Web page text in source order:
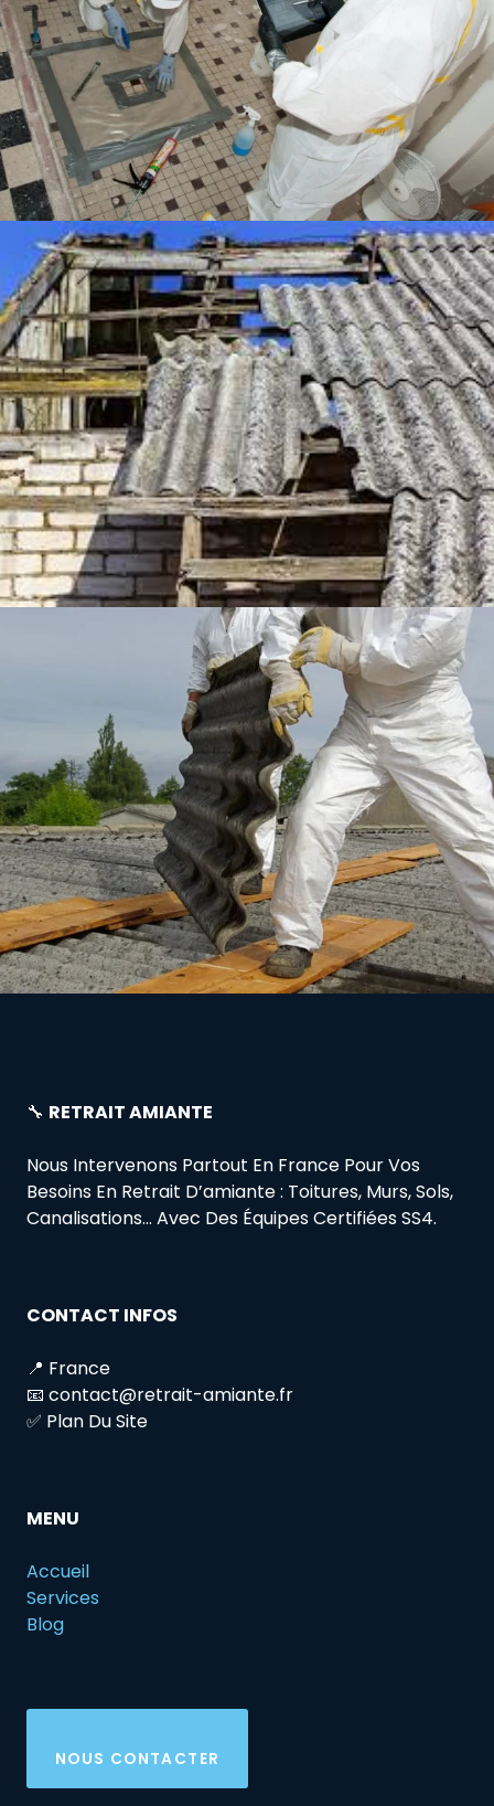
🔧 RETRAIT AMIANTE
Nous Intervenons Partout En France Pour Vos
Besoins En Retrait D’amiante : Toitures, Murs, Sols,
Canalisations… Avec Des Équipes Certifiées SS4.
CONTACT INFOS
📍 France
📧 contact@retrait-amiante.fr
✅ Plan Du Site
MENU
Accueil
Services
Blog
NOUS CONTACTER